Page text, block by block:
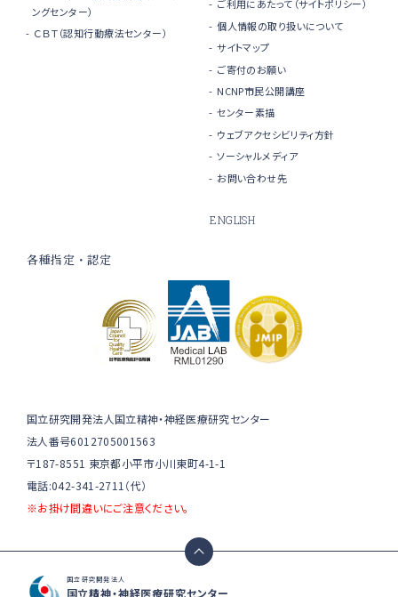
ングセンター）
ＣＢＴ（認知行動療法センター）
ご利用にあたって（サイトポリシー）
個人情報の取り扱いについて
サイトマップ
ご寄付のお願い
NCNP市民公開講座
センター素描
ウェブアクセシビリティ方針
ソーシャルメディア
お問い合わせ先
ENGLISH
各種指定・認定
国立研究開発法人国立精神・神経医療研究センター
法人番号6012705001563
〒187-8551 東京都小平市小川東町4-1-1
電話:042-341-2711（代）
※お掛け間違いにご注意ください。
国立研究開発法人
国立精神・神経医療研究センター